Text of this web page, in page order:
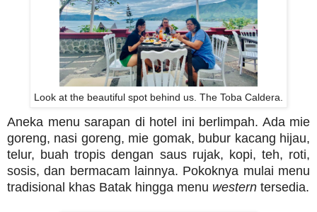
Look at the beautiful spot behind us. The Toba Caldera.
Aneka menu sarapan di hotel ini berlimpah. Ada mie
goreng, nasi goreng, mie gomak, bubur kacang hijau,
telur, buah tropis dengan saus rujak, kopi, teh, roti,
sosis, dan bermacam lainnya. Pokoknya mulai menu
tradisional khas Batak hingga menu western tersedia.